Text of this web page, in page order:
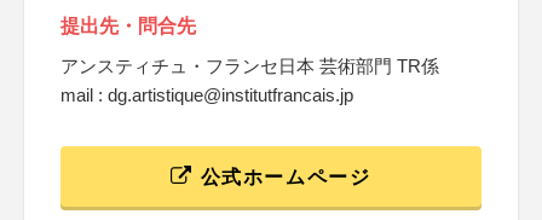
提出先・問合先
アンスティチュ・フランセ日本 芸術部門 TR係
mail : dg.artistique@institutfrancais.jp
公式ホームページ